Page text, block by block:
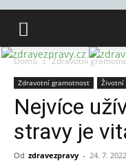
Domů Zdravotní
Zdravotní gramotnost Životní
Nejvíce
stravy je
Od zdravezpravy - 24. 7. 2022